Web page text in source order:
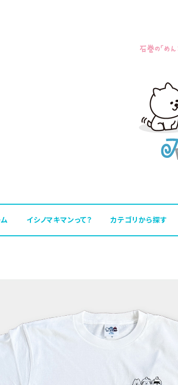
イシノマキマンって？ カテゴリから探す